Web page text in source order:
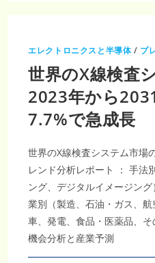
査
レ
ー
ト
｜
2035
年
519
億
ル
到
達・
CAGR6.5
で
速
す
る
計
測
術
エレクトロニクスと半導体/ プ
世界のX線検査
2023年から
7.7%で急成長
世界のX線検査システム市場
レンド分析レポート ： 手法
ング、デジタルイメージン
業別（製造、石油・ガス、
車、発電、食品・医薬品、
機会分析と産業予測